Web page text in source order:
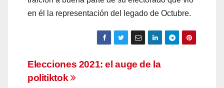
en él la representación del legado de Octubre.
Navegación
de
Elecciones 2021: el auge de la
politiktok